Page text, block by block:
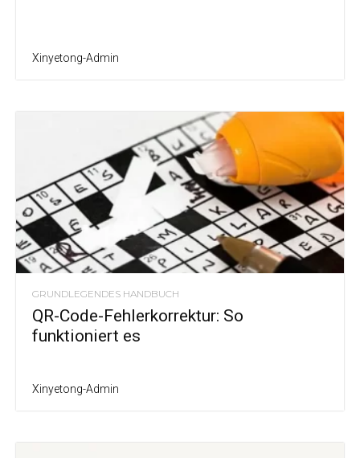
Xinyetong-Admin
GRUNDLEGENDES HANDBUCH
QR-Code-Fehlerkorrektur: So
funktioniert es
Xinyetong-Admin